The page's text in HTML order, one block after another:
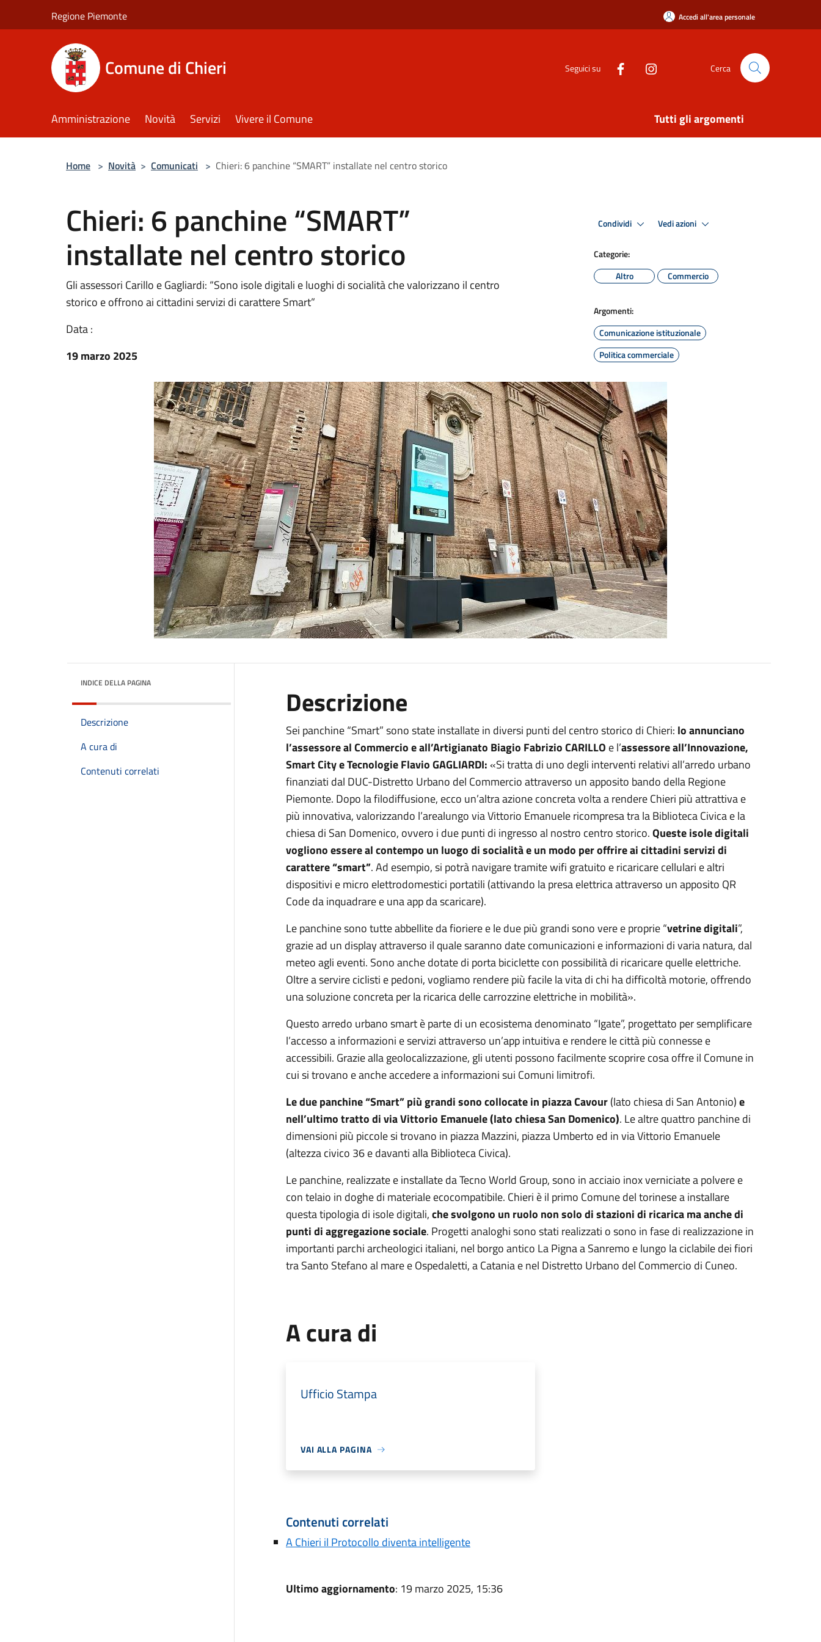
Regione Piemonte Accedi all'area personale
Comune di Chieri Seguici su Cerca
Amministrazione Novità Servizi Vivere il Comune Tutti gli argomenti
Home > Novità > Comunicati > Chieri: 6 panchine “SMART” installate nel centro storico
Chieri: 6 panchine “SMART”
installate nel centro storico
Gli assessori Carillo e Gagliardi: “Sono isole digitali e luoghi di socialità che valorizzano il centro
storico e offrono ai cittadini servizi di carattere Smart”
Data :
19 marzo 2025
Condividi Vedi azioni
Categorie:
Altro
Commercio
Argomenti:
Comunicazione istituzionale
Politica commerciale
INDICE DELLA PAGINA
Descrizione
A cura di
Contenuti correlati
Descrizione
Sei panchine “Smart” sono state installate in diversi punti del centro storico di Chieri: lo annunciano
l’assessore al Commercio e all’Artigianato Biagio Fabrizio CARILLO e l’assessore all’Innovazione,
Smart City e Tecnologie Flavio GAGLIARDI:«Si tratta di uno degli interventi relativi all’arredo urbano
finanziati dal DUC-Distretto Urbano del Commercio attraverso un apposito bando della Regione
Piemonte. Dopo la filodiffusione, ecco un’altra azione concreta volta a rendere Chieri più attrattiva e
più innovativa, valorizzando l’arealungo via Vittorio Emanuele ricompresa tra la Biblioteca Civica e la
chiesa di San Domenico, ovvero i due punti di ingresso al nostro centro storico.Queste isole digitali
vogliono essere al contempo un luogo di socialità e un modo per offrire ai cittadini servizi di
carattere “smart”. Ad esempio, si potrà navigare tramite wifi gratuito e ricaricare cellulari e altri
dispositivi e micro elettrodomestici portatili (attivando la presa elettrica attraverso un apposito QR
Code da inquadrare e una app da scaricare).
Le panchine sono tutte abbellite da fioriere e le due più grandi sono vere e proprie “vetrine digitali”,
grazie ad un display attraverso il quale saranno date comunicazioni e informazioni di varia natura, dal
meteo agli eventi. Sono anche dotate di porta biciclette con possibilità di ricaricare quelle elettriche.
Oltre a servire ciclisti e pedoni, vogliamo rendere più facile la vita di chi ha difficoltà motorie, offrendo
una soluzione concreta per la ricarica delle carrozzine elettriche in mobilità».
Questo arredo urbano smart è parte di un ecosistema denominato “Igate”, progettato per semplificare
l’accesso a informazioni e servizi attraverso un’app intuitiva e rendere le città più connesse e
accessibili. Grazie alla geolocalizzazione, gli utenti possono facilmente scoprire cosa offre il Comune in
cui si trovano e anche accedere a informazioni sui Comuni limitrofi.
Le due panchine “Smart” più grandi sono collocate in piazza Cavour(lato chiesa di San Antonio)e
nell’ultimo tratto di via Vittorio Emanuele (lato chiesa San Domenico). Le altre quattro panchine di
dimensioni più piccole si trovano in piazza Mazzini, piazza Umberto ed in via Vittorio Emanuele
(altezza civico 36 e davanti alla Biblioteca Civica).
Le panchine, realizzate e installate da Tecno World Group, sono in acciaio inox verniciate a polvere e
con telaio in doghe di materiale ecocompatibile. Chieri è il primo Comune del torinese a installare
questa tipologia di isole digitali,che svolgono un ruolo non solo di stazioni di ricarica ma anche di
punti di aggregazione sociale. Progetti analoghi sono stati realizzati o sono in fase di realizzazione in
importanti parchi archeologici italiani, nel borgo antico La Pigna a Sanremo e lungo la ciclabile dei fiori
tra Santo Stefano al mare e Ospedaletti, a Catania e nel Distretto Urbano del Commercio di Cuneo.
A cura di
Ufficio Stampa
VAI ALLA PAGINA
Contenuti correlati
A Chieri il Protocollo diventa intelligente
Ultimo aggiornamento: 19 marzo 2025, 15:36